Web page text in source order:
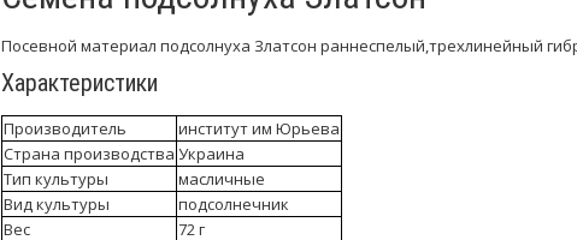
Посевной материал подсолнуха Златсон раннеспелый,трехлинейный
Характеристики
Производитель
институт им Юрьева
Страна производства Украина
Тип культуры
масличные
Вид культуры
подсолнечник
Вес
72 г